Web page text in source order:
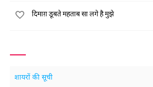
दिमाग़ डूबते महताब सा लगे है मुझे
शायरों की सूची